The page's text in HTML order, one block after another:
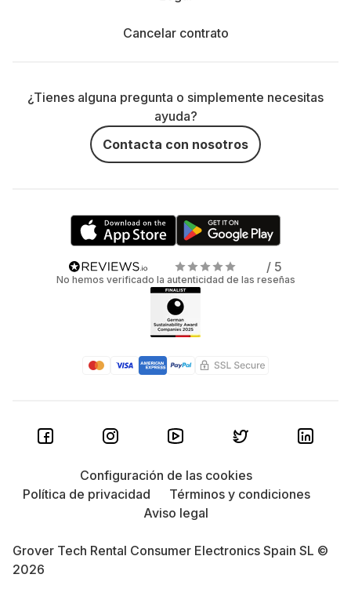
Cancelar contrato
¿Tienes alguna pregunta o simplemente necesitas
ayuda?
Contacta con nosotros
/ 5
No hemos verificado la autenticidad de las reseñas
Grover Tech Rental Consumer Electronics Spain SL ©
2026
Configuración de las cookies
Política de privacidad
Términos y condiciones
Aviso legal